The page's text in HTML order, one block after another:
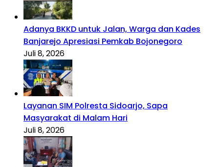
Adanya BKKD untuk Jalan, Warga dan Kades
Banjarejo Apresiasi Pemkab Bojonegoro
Juli 8, 2026
Layanan SIM Polresta Sidoarjo, Sapa
Masyarakat di Malam Hari
Juli 8, 2026